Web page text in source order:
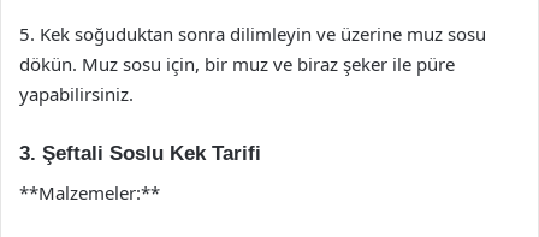
5. Kek soğuduktan sonra dilimleyin ve üzerine muz sosu
dökün. Muz sosu için, bir muz ve biraz şeker ile püre
yapabilirsiniz.
3. Şeftali Soslu Kek Tarifi
**Malzemeler:**